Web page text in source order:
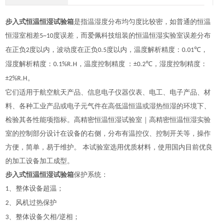
步入式恒温恒湿试验箱是指温湿度分布均匀度比较密，如普通的恒温
恒湿室相差5~10度误差，而爱佩科技组装的恒温恒湿实验室误差分布
在正负2度以内，波动度在正负0.5度以内，温度解析精度：0.01℃ ，
湿度解析精度：0.1%R.H ，温度控制精度 ：±0.2℃ ，湿度控制精度：
±2%R.H。
它们适用于航空航天产品、信息电子仪器仪表、电工、电子产品、材
料、各种工业产品或电子元气件在高低温恒温或湿热恒湿的环境下、
检验其各性能项指标。高精密恒温恒湿试验室｜高精密恒温恒湿实验
室的控制部分设计在设备的右侧，分布有温控仪、控制开关等，操作
方便，简单，易于维护。
本试验室选用优质材料，使用国内目前优良
的加工设备加工成型。
步入式恒温恒湿试验箱保护系统：
1、整体设备超温；
2、风机过热保护
3、整体设备欠相/逆相；